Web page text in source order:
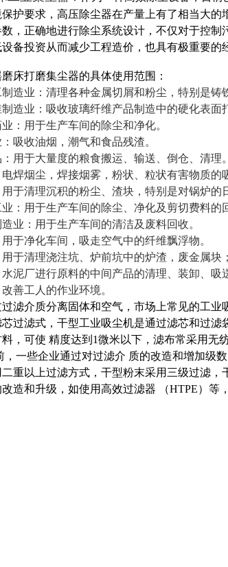
护要求，高压除尘器在产量上有了相当大
，正确地进行除尘系统设计，不仅对于控
备投资从而减少工程造价，也具有极重要的
床打磨集尘器的具体使用范围：
造业：清理各种金属切屑和粉尘，特别是铸
造业：吸收玻璃纤维产品制造中的硬化表面
：用于生产车间的除尘和净化。
吸收油烟，潮气和食品残渣。
用于大量度的粮食搬运、输送、倒仓、清理。
焊烟尘，焊接烟雾，粉状、粒状有害物质的
于清理沉积的粉尘、渣块，特别是对锅炉的
：用于生产车间的除尘、净化及剪切费料的
业：用于生产车间的清洁及废料回收。
于净化车间，吸走空气中的纤维飘浮物。
于清理浇注坑、炉前坑中的炉渣，废金属块
泥厂进行原料的中间产品的清理、装卸、
善工人的作业环境。
滤介质分离固体和空气，市场上常见的工
过滤式，干型工业吸尘机是通过滤芯和过
料，可使 精度达到1微米以下，滤布常采用无
，一些企业通过对过滤介 质的改造和增加级
重以上过滤方式，干型粉末采用三级过滤
造和升级，如使用高效过滤器 （HTPE）等